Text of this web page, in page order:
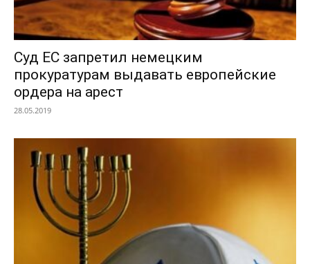
Суд ЕС запретил немецким
прокуратурам выдавать европейские
ордера на арест
28.05.2019